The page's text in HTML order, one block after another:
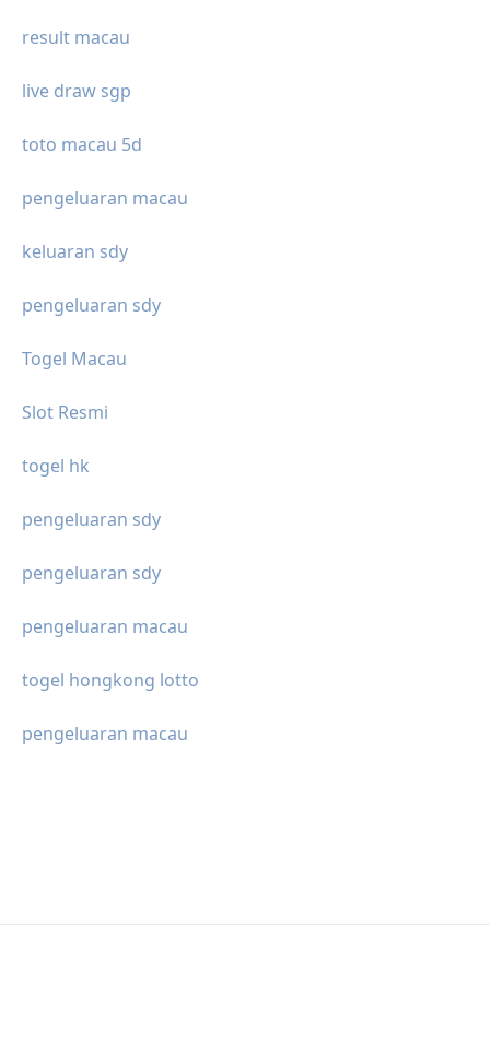
result macau
live draw sgp
toto macau 5d
pengeluaran macau
keluaran sdy
pengeluaran sdy
Togel Macau
Slot Resmi
togel hk
pengeluaran sdy
pengeluaran sdy
pengeluaran macau
togel hongkong lotto
pengeluaran macau